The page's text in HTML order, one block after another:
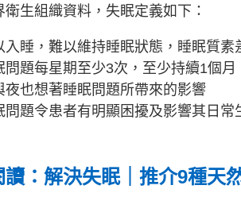
衛生組織資料，失眠定義如下：
入睡，難以維持睡眠狀態，睡眠質素
問題每星期至少3次，至少持續1個月
夜也想著睡眠問題所帶來的影響
問題令患者有明顯困擾及影響其日常
讀：解決失眠｜推介9種天